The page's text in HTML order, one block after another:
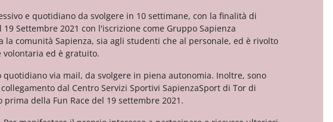
e quotidiano da svolgere in 10 settimane, con la finalità di
Settembre 2021 con l'iscrizione come Gruppo Sapienza
la comunità Sapienza, sia agli studenti che al personale, ed è rivolto
volontaria ed è gratuito.
via mail, da svolgere in piena autonomia. Inoltre, sono
dal Centro Servizi Sportivi SapienzaSport di Tor di
della Fun Race del 19 settembre 2021.